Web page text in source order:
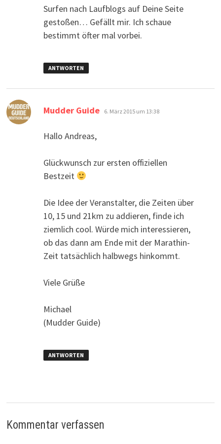
Surfen nach Laufblogs auf Deine Seite
gestoßen… Gefällt mir. Ich schaue
bestimmt öfter mal vorbei.
ANTWORTEN
Mudder Guide sagt:
6. März 2015 um 13:38
Hallo Andreas,
Glückwunsch zur ersten offiziellen
Bestzeit
Die Idee der Veranstalter, die Zeiten über
10, 15 und 21km zu addieren, finde ich
ziemlich cool. Würde mich interessieren,
ob das dann am Ende mit der Marathin-
Zeit tatsächlich halbwegs hinkommt.
Viele Grüße
Michael
(Mudder Guide)
ANTWORTEN
Kommentar verfassen